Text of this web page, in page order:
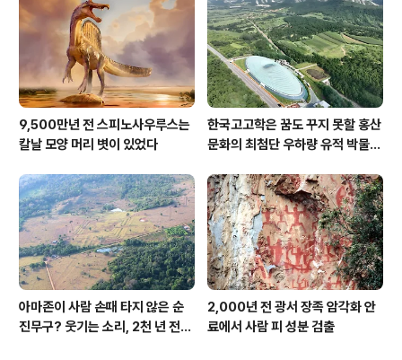
9,500만년 전 스피노사우루스는
칼날 모양 머리 볏이 있었다
한국고고학은 꿈도 꾸지 못할 홍산
문화의 최첨단 우하량 유적 박물관
아마존이 사람 손때 타지 않은 순
진무구? 웃기는 소리, 2천 년 전에
2,000년 전 광서 장족 암각화 안
료에서 사람 피 성분 검출